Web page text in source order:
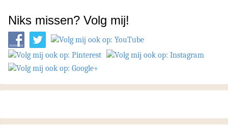
Niks missen? Volg mij!